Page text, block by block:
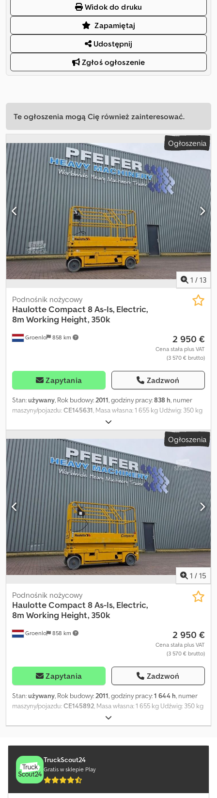
Widok do druku
Zapamiętaj
Udostępnij
Zgłoś ogłoszenie
Te ogłoszenia mogą Cię również zainteresować.
Ogłoszenia
1 / 13
Groenlo 858 km
Podnośnik nożycowy
HaulotteCompact 8 As-Is, Electric,
8m Working Height, 350k
2 950 €
Cena stała plus VAT
(3 570 € brutto)
Zapytania Zadzwoń
Stan:używany, Rok budowy: 2011, godziny pracy:838 h, numer
maszyny/pojazdu:CE145631 , Masa własna: 1 655 kg Udźwig: 350 kg
Codpfsy A Dy Hox Ak Eorf Wysokość robocza: 820 cm Wymiary
przestrzeni ładunkowej: 248 x 81 x 201 cm Stan ogumienia przód:
40 Stan ogumienia tył: 40 Prosimy o kontakt z PFEIFER GROUP w
celu uzyskania dodatkowych informacji.
Ogłoszenia
1 / 15
Groenlo 858 km
Podnośnik nożycowy
HaulotteCompact 8 As-Is, Electric,
8m Working Height, 350k
2 950 €
Cena stała plus VAT
(3 570 € brutto)
Zapytania Zadzwoń
Stan:używany, Rok budowy:2011, godziny pracy:1 644 h, numer
maszyny/pojazdu:CE145892, Masa własna: 1 655 kg Udźwig: 350 kg
Wysokość robocza: 820 cm Wymiary przestrzeni ładunkowej: 248 x
81 x 201 cm Stan ogumienia przód: 40 Stan ogumienia tył: 40
dodatkowych informacji. Crsdoyyubcepfx Ak Esf
TruckScout24
Gratis w sklepie Play